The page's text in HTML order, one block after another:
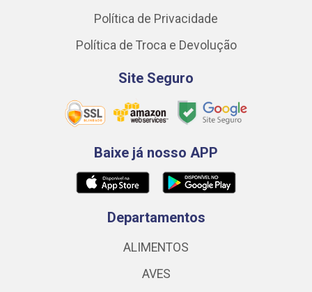
Política de Privacidade
Política de Troca e Devolução
Site Seguro
Baixe já nosso APP
Departamentos
ALIMENTOS
AVES